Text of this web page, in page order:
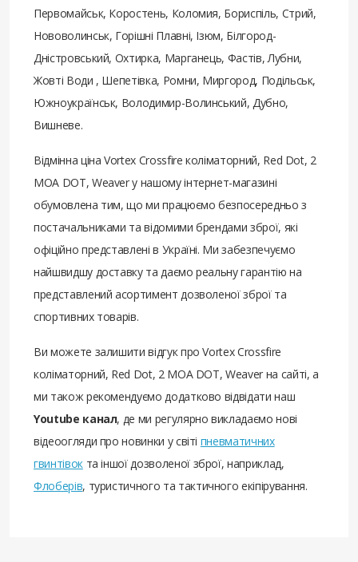
Первомайськ, Коростень, Коломия, Бориспіль, Стрий,
Нововолинськ, Горішні Плавні, Ізюм, Білгород-
Дністровський, Охтирка, Марганець, Фастів, Лубни,
Жовті Води , Шепетівка, Ромни, Миргород, Подільськ,
Южноукраїнськ, Володимир-Волинський, Дубно,
Вишневе.
Відмінна ціна Vortex Crossfire коліматорний, Red Dot, 2
MOA DOT, Weaver у нашому інтернет-магазині
обумовлена ​​тим, що ми працюємо безпосередньо з
постачальниками та відомими брендами зброї, які
офіційно представлені в Україні. Ми забезпечуємо
найшвидшу доставку та даємо реальну гарантію на
представлений асортимент дозволеної зброї та
спортивних товарів.
Ви можете залишити відгук про Vortex Crossfire
коліматорний, Red Dot, 2 MOA DOT, Weaver на сайті, а
ми також рекомендуємо додатково відвідати наш
Youtube канал, де ми регулярно викладаємо нові
відеоогляди про новинки у світі пневматичних
гвинтівокта іншої дозволеної зброї, наприклад,
Флоберів, туристичного та тактичного екіпірування.